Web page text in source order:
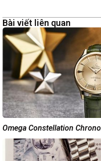
Bài viết liên quan
Omega Constellation